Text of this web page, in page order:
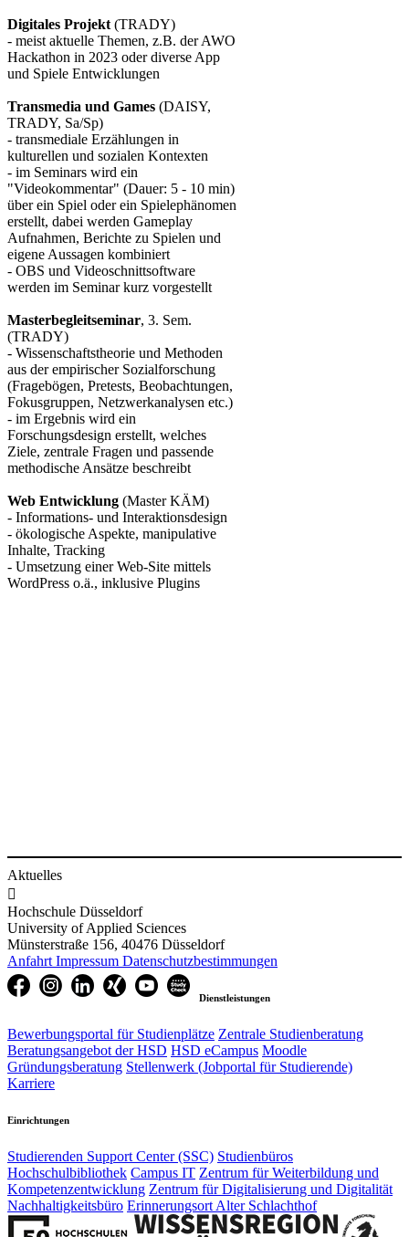
Digitales Projekt (TRADY)
- meist aktuelle Themen, z.B. der AWO
Hackathon in 2023 oder diverse App
und Spiele Entwicklungen
Transmedia und Games (DAISY,
TRADY, Sa/Sp)
- transmediale Erzählungen in
kulturellen und sozialen Kontexten
- im Seminars wird ein
"Videokommentar" (Dauer: 5 - 10 min)
über ein Spiel oder ein Spielephänomen
erstellt, dabei werden Gameplay
Aufnahmen, Berichte zu Spielen und
eigene Aussagen kombiniert
- OBS und Videoschnittsoftware
werden im Seminar kurz vorgestellt
Masterbegleitseminar, 3. Sem.
(TRADY)
- Wissenschaftstheorie und Methoden
aus der empirischer Sozialforschung
(Fragebögen, Pretests, Beobachtungen,
Fokusgruppen, Netzwerkanalysen etc.)
- im Ergebnis wird ein
Forschungsdesign erstellt, welches
Ziele, zentrale Fragen und passende
methodische Ansätze beschreibt
Web Entwicklung (Master KÄM)
- Informations- und Interaktionsdesign
- ökologische Aspekte, manipulative
Inhalte, Tracking
- Umsetzung einer Web-Site mittels
WordPress o.ä., inklusive Plugins
Aktuelles

Hochschule Düsseldorf
University of Applied Sciences
Münsterstraße 156, 40476 Düsseldorf
Anfahrt Impressum Datenschutzbestimmungen
Dienstleistungen
Bewerbungsportal für Studienplätze Zentrale Studienberatung
Beratungsangebot der HSD HSD eCampus Moodle
Gründungsberatung Stellenwerk (Jobportal für Studierende)
Karriere
Einrichtungen
Studierenden Support Center (SSC) Studienbüros
Hochschulbibliothek Campus IT Zentrum für Weiterbildung und
Kompetenzentwicklung Zentrum für Digitalisierung und Digitalität
Nachhaltigkeitsbüro Erinnerungsort Alter Schlachthof